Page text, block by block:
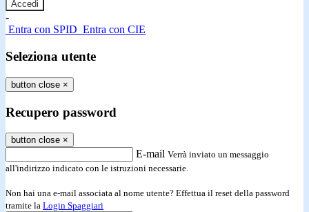
-
Entra con SPID Entra con CIE
Seleziona utente
button close ×
Recupero password
button close ×
E-mail Verrà inviato un messaggio
all'indirizzo indicato con le istruzioni necessarie.
Non hai una e-mail associata al nome utente? Effettua il reset della password
tramite la Login Spaggiari